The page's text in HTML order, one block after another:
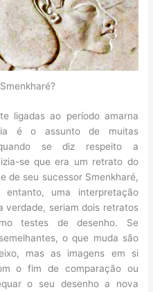
ligadas ao período amarna
é o assunto de muitas
quando se diz respeito a
se que era um retrato do
de seu sucessor Smenkharé,
uma interpretação
verdade, seriam dois retratos
testes de desenho. Se
o que muda são
mas as imagens em si
o fim de comparação ou
o seu desenho a nova